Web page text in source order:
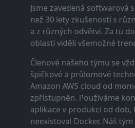
Jsme zavedená softwarová
než 30 lety zkušeností s
a z různých odvětví. Za tu
oblasti viděli všemožné
Členové našeho týmu se
špičkové a průlomové
Amazon AWS cloud od
zpřístupněn. Používáme
aplikace v produkci od dob,
neexistoval Docker. Náš